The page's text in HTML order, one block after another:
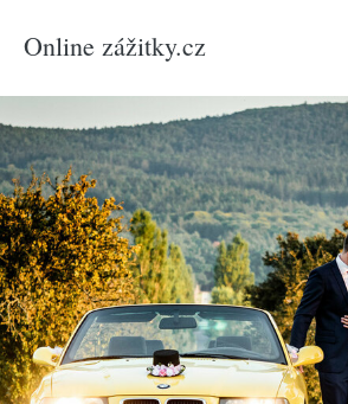
Online zážitky.cz
Zážitky/Auto-moto /
Celá ČR